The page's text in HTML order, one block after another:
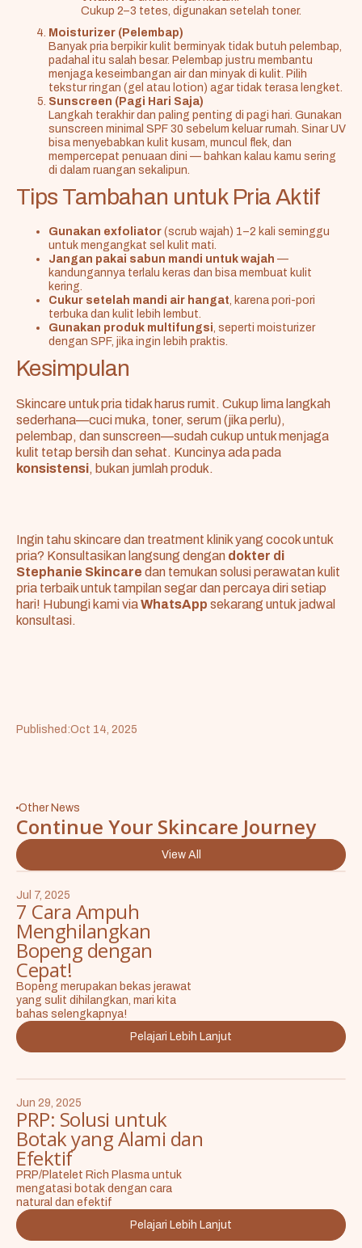
Cukup 2–3 tetes, digunakan setelah toner.
Moisturizer (Pelembap)
Banyak pria berpikir kulit berminyak tidak butuh pelembap,
padahal itu salah besar. Pelembap justru membantu
menjaga keseimbangan air dan minyak di kulit. Pilih
tekstur ringan (gel atau lotion) agar tidak terasa lengket.
Sunscreen (Pagi Hari Saja)
Langkah terakhir dan paling penting di pagi hari. Gunakan
sunscreen minimal SPF 30 sebelum keluar rumah. Sinar UV
bisa menyebabkan kulit kusam, muncul flek, dan
mempercepat penuaan dini — bahkan kalau kamu sering
di dalam ruangan sekalipun.
Tips Tambahan untuk Pria Aktif
Gunakan exfoliator (scrub wajah) 1–2 kali seminggu
untuk mengangkat sel kulit mati.
Jangan pakai sabun mandi untuk wajah —
kandungannya terlalu keras dan bisa membuat kulit
kering.
Cukur setelah mandi air hangat, karena pori-pori
terbuka dan kulit lebih lembut.
Gunakan produk multifungsi, seperti moisturizer
dengan SPF, jika ingin lebih praktis.
Kesimpulan
Skincare untuk pria tidak harus rumit. Cukup lima langkah
sederhana—cuci muka, toner, serum (jika perlu),
pelembap, dan sunscreen—sudah cukup untuk menjaga
kulit tetap bersih dan sehat. Kuncinya ada pada
konsistensi, bukan jumlah produk.
Ingin tahu skincare dan treatment klinik yang cocok untuk
pria? Konsultasikan langsung dengan dokter di
Stephanie Skincare dan temukan solusi perawatan kulit
pria terbaik untuk tampilan segar dan percaya diri setiap
hari! Hubungi kami viaWhatsApp sekarang untuk jadwal
konsultasi.
Published:Oct 14, 2025
Other News
Continue Your Skincare Journey
View All
Jul 7, 2025
7 Cara Ampuh
Menghilangkan
Bopeng dengan
Cepat!
Bopeng merupakan bekas jerawat
yang sulit dihilangkan, mari kita
bahas selengkapnya!
Pelajari Lebih Lanjut
Jun 29, 2025
PRP: Solusi untuk
Botak yang Alami dan
Efektif
PRP/Platelet Rich Plasma untuk
mengatasi botak dengan cara
natural dan efektif
Pelajari Lebih Lanjut